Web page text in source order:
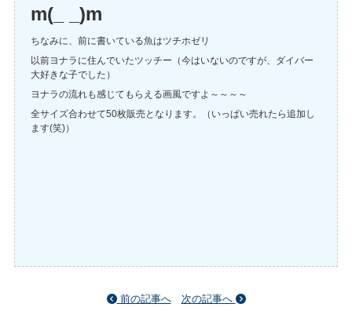
m(_ _)m
ちなみに、前に書いている魚はツチホゼリ
以前ヨナラに住んでいたツッチー（今はいないのですが、ダイバー
大好きな子でした）
ヨナラの流れも感じてもらえる画風ですよ～～～～
全サイズ合わせて50枚販売となります。（いっぱい売れたら追加し
ます(笑)）
前の記事へ 次の記事へ